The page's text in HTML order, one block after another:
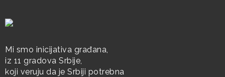
Mi smo inicijativa građana,
iz 11 gradova Srbije,
koji veruju da je Srbiji potrebna